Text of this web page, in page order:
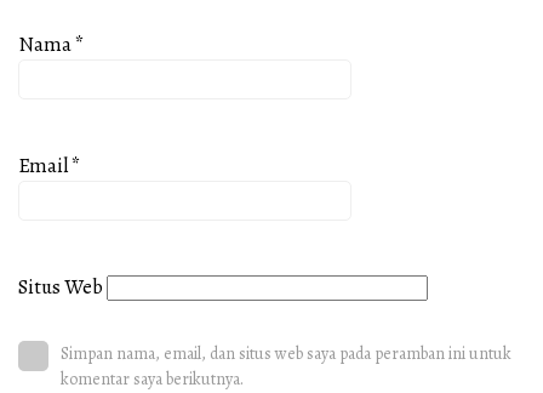
Nama*
Email*
Situs Web
Simpan nama, email, dan situs web saya pada peramban ini untuk
komentar saya berikutnya.